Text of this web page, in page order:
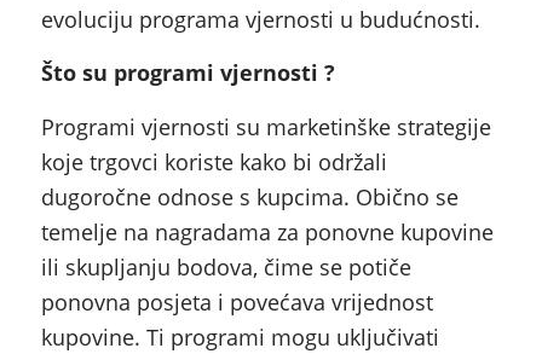
evoluciju programa vjernosti u budućnosti.
Što su programi vjernosti ?
Programi vjernosti su marketinške strategije
koje trgovci koriste kako bi održali
dugoročne odnose s kupcima. Obično se
temelje na nagradama za ponovne kupovine
ili skupljanju bodova, čime se potiče
ponovna posjeta i povećava vrijednost
kupovine. Ti programi mogu uključivati